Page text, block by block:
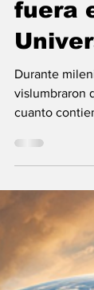
María
9
¿Y si
fuera
cuanto
se creó a sí